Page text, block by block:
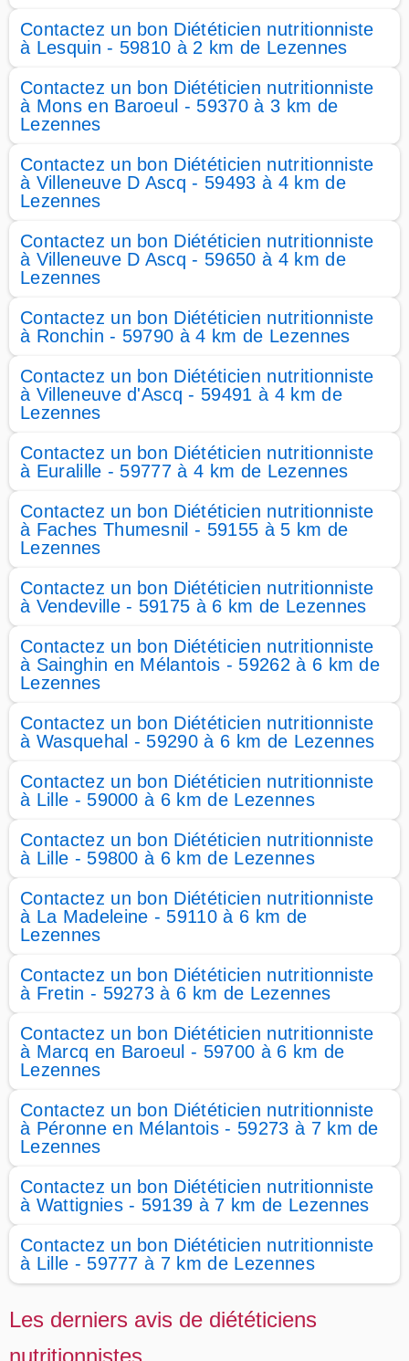
Contactez un bon Diététicien nutritionniste
à Lesquin - 59810 à 2 km de Lezennes
Contactez un bon Diététicien nutritionniste
à Mons en Baroeul - 59370 à 3 km de
Lezennes
Contactez un bon Diététicien nutritionniste
à Villeneuve D Ascq - 59493 à 4 km de
Lezennes
Contactez un bon Diététicien nutritionniste
à Villeneuve D Ascq - 59650 à 4 km de
Lezennes
Contactez un bon Diététicien nutritionniste
à Ronchin - 59790 à 4 km de Lezennes
Contactez un bon Diététicien nutritionniste
à Villeneuve d'Ascq - 59491 à 4 km de
Lezennes
Contactez un bon Diététicien nutritionniste
à Euralille - 59777 à 4 km de Lezennes
Contactez un bon Diététicien nutritionniste
à Faches Thumesnil - 59155 à 5 km de
Lezennes
Contactez un bon Diététicien nutritionniste
à Vendeville - 59175 à 6 km de Lezennes
Contactez un bon Diététicien nutritionniste
à Sainghin en Mélantois - 59262 à 6 km de
Lezennes
Contactez un bon Diététicien nutritionniste
à Wasquehal - 59290 à 6 km de Lezennes
Contactez un bon Diététicien nutritionniste
à Lille - 59000 à 6 km de Lezennes
Contactez un bon Diététicien nutritionniste
à Lille - 59800 à 6 km de Lezennes
Contactez un bon Diététicien nutritionniste
à La Madeleine - 59110 à 6 km de
Lezennes
Contactez un bon Diététicien nutritionniste
à Fretin - 59273 à 6 km de Lezennes
Contactez un bon Diététicien nutritionniste
à Marcq en Baroeul - 59700 à 6 km de
Lezennes
Contactez un bon Diététicien nutritionniste
à Péronne en Mélantois - 59273 à 7 km de
Lezennes
Contactez un bon Diététicien nutritionniste
à Wattignies - 59139 à 7 km de Lezennes
Contactez un bon Diététicien nutritionniste
à Lille - 59777 à 7 km de Lezennes
Les derniers avis de diététiciens
nutritionnistes